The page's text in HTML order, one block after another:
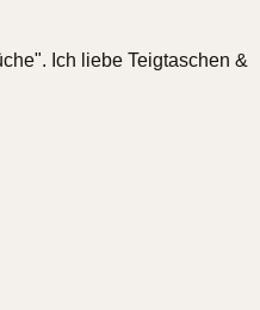
Ich liebe Teigtaschen &